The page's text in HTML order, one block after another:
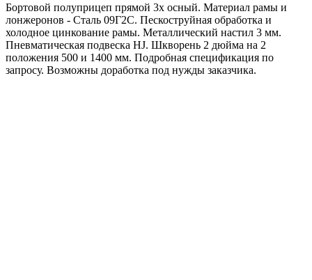
Бортовой полуприцеп прямой 3х осный. Материал рамы и
лонжеронов - Сталь 09Г2С. Пескоструйная обработка и
холодное цинкование рамы. Металлический настил 3 мм.
Пневматическая подвеска HJ. Шкворень 2 дюйма на 2
положения 500 и 1400 мм. Подробная спецификация по
запросу. Возможны доработка под нужды заказчика.